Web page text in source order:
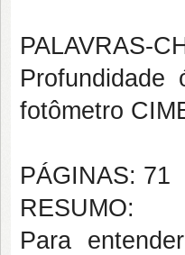
PALAVRAS-
fotômetro
PÁGINAS: 71
RESUMO:
Para